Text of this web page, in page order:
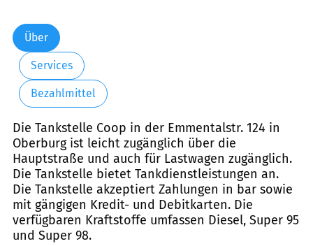
Über
Services
Bezahlmittel
Die Tankstelle Coop in der Emmentalstr. 124 in
Oberburg ist leicht zugänglich über die
Hauptstraße und auch für Lastwagen zugänglich.
Die Tankstelle bietet Tankdienstleistungen an.
Die Tankstelle akzeptiert Zahlungen in bar sowie
mit gängigen Kredit- und Debitkarten. Die
verfügbaren Kraftstoffe umfassen Diesel, Super 95
und Super 98.